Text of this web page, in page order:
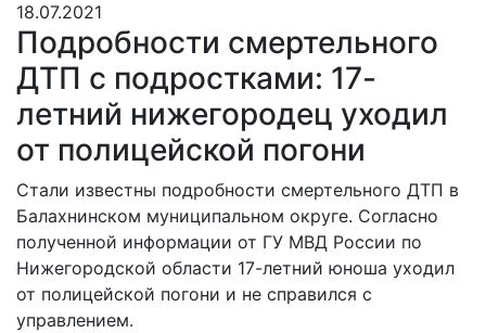
18.07.2021
Подробности смертельного
ДТП с подростками: 17-
летний нижегородец уходил
от полицейской погони
Стали известны подробности смертельного ДТП в
Балахнинском муниципальном округе. Согласно
полученной информации от ГУ МВД России по
Нижегородской области 17-летний юноша уходил
от полицейской погони и не справился с
управлением.